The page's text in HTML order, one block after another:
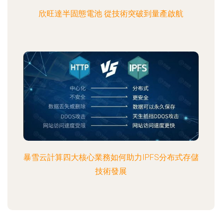
欣旺達半固態電池 從技術突破到量產啟航
暴雪云計算四大核心業務如何助力IPFS分布式存儲
技術發展